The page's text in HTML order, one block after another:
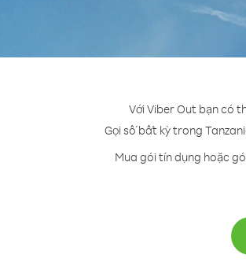
Với Viber Out bạn có
Gọi số bất kỳ trong
Mua gói tín dụng hoặc